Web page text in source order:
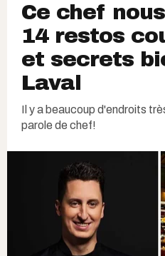
Ce chef
14 restos
et secrets
Laval
Il y a beaucoup d'endroits
parole de chef!